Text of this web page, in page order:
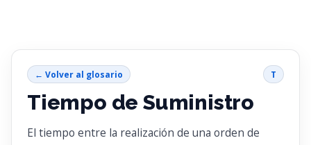
← Volver al glosario T
Tiempo de Suministro
El tiempo entre la realización de una orden de